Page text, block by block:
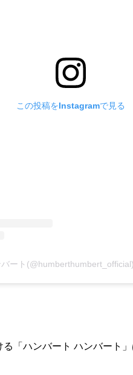
この投稿をInstagramで見る
ート
る「ハンバート ハンバート